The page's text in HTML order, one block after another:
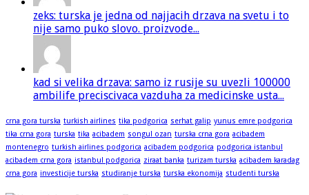
zeks: turska je jedna od najjacih drzava na svetu i to
nije samo puko slovo. proizvode...
kad si velika drzava: samo iz rusije su uvezli 100000
ambilife preciscivaca vazduha za medicinske usta...
crna gora turska turkish airlines tika podgorica serhat galip yunus emre podgorica
tika crna gora turska tika acibadem songul ozan turska crna gora acibadem
montenegro turkish airlines podgorica acibadem podgorica podgorica istanbul
acibadem crna gora istanbul podgorica ziraat banka turizam turska acibadem karadag
crna gora investicije turska studiranje turska turska ekonomija studenti turska